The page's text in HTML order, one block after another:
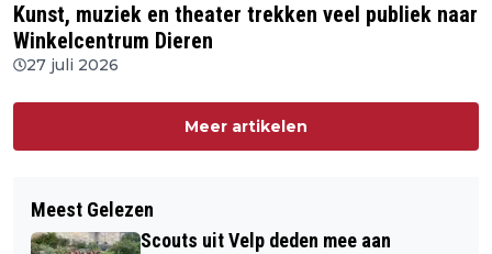
Kunst, muziek en theater trekken veel publiek naar
Winkelcentrum Dieren
27 juli 2026
Meer artikelen
Meest Gelezen
Scouts uit Velp deden mee aan